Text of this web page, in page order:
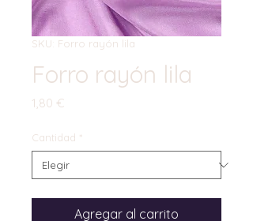
SKU: Forro rayón lila
Forro rayón lila
1,80 €
Cantidad *
Agregar al carrito